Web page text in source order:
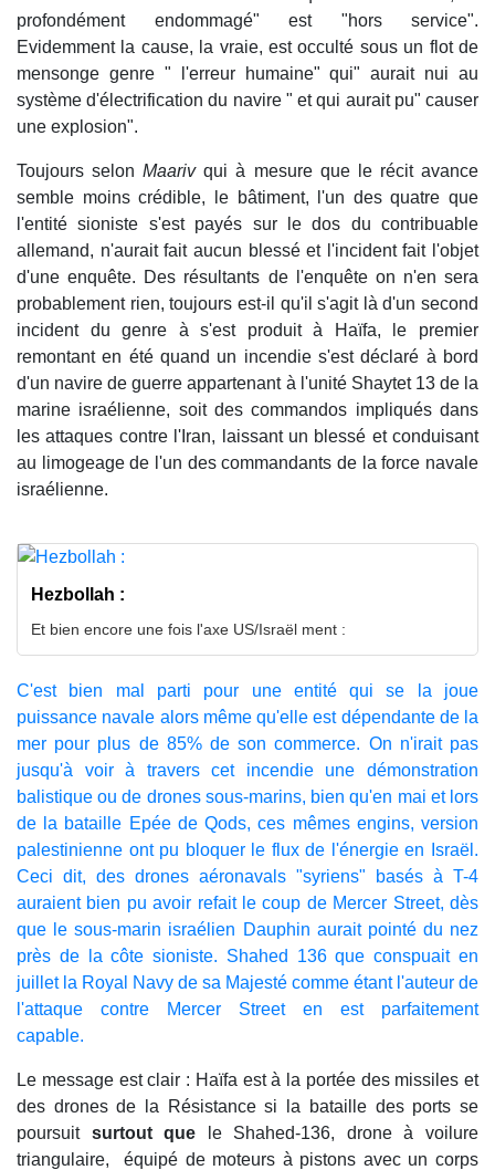
profondément endommagé" est "hors service".
Evidemment la cause, la vraie, est occulté sous un flot de
mensonge genre " l'erreur humaine" qui" aurait nui au
système d'électrification du navire " et qui aurait pu" causer
une explosion".
Toujours selonMaarivqui à mesure que le récit avance
semble moins crédible, le bâtiment, l'un des quatre que
l'entité sioniste s'est payés sur le dos du contribuable
allemand, n'aurait fait aucun blessé et l'incident fait l'objet
d'une enquête. Des résultants de l'enquête on n'en sera
probablement rien, toujours est-il qu'il s'agit là d'un second
incident du genre à s'est produit à Haïfa, le premier
remontant en été quand un incendie s'est déclaré à bord
d'un navire de guerre appartenant à l'unité Shaytet 13 de la
marine israélienne, soit des commandos impliqués dans
les attaques contre l'Iran, laissant un blessé et conduisant
au limogeage de l'un des commandants de la force navale
israélienne.
Hezbollah :
Et bien encore une fois l'axe US/Israël ment :
C'est bien mal parti pour une entité qui se la joue
puissance navale alors même qu'elle est dépendante de la
mer pour plus de 85% de son commerce. On n'irait pas
jusqu'à voir à travers cet incendie une démonstration
balistique ou de drones sous-marins, bien qu'en mai et lors
de la bataille Epée de Qods, ces mêmes engins, version
palestinienne ont pu bloquer le flux de l'énergie en Israël.
Ceci dit, des drones aéronavals "syriens" basés à T-4
auraient bien pu avoir refait le coup de Mercer Street, dès
que le sous-marin israélien Dauphin aurait pointé du nez
près de la côte sioniste. Shahed 136 que conspuait en
juillet la Royal Navy de sa Majesté comme étant l'auteur de
l'attaque contre Mercer Street en est parfaitement
capable.
Le message est clair : Haïfa est à la portée des missiles et
des drones de la Résistance si la bataille des ports se
poursuitsurtout que
le Shahed-136, drone à voilure
triangulaire, équipé de moteurs à pistons avec un corps